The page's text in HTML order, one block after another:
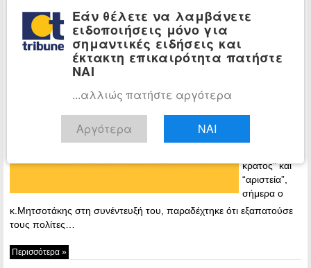
ΣΥΡΙΖΑ: Ο Μητσοτάκης βγάζει
άχρηστους τους δήθεν αρίστους και τάζει
«νέα πρόσωπα»
20:26 - Friday,
κράτος” και
“αριστεία”,
σήμερα ο
κ.Μητσοτάκης στη συνέντευξή του, παραδέχτηκε ότι εξαπατούσε
τους πολίτες…
Περισσότερα »
Εάν θέλετε να λαμβάνετε
ειδοποιήσεις μόνο για
σημαντικές ειδήσεις και
έκτακτη επικαιρότητα πατήστε
ΝΑΙ
...αλλιώς πατήστε αργότερα
Αργότερα ΝΑΙ